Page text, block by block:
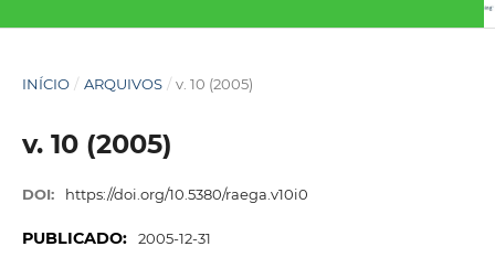
INÍCIO / ARQUIVOS / v. 10 (2005)
v. 10 (2005)
DOI: https://doi.org/10.5380/raega.v10i0
PUBLICADO: 2005-12-31